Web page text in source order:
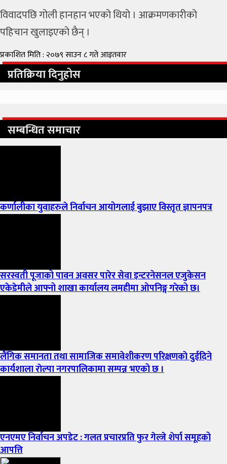
विवादपछि गोली हानहान भएको थियो । आक्रमणकारीको
पहिचान खुलाइएको छैन् ।
प्रकाशित मिति : २०७९ साउन ८ गते आइतवार
प्रतिक्रिया दिनुहोस
सम्बन्धित समाचार
कर्णालीका युवाहरुले निर्वाचन आयोगलाई बुझाए विस्तृत ज्ञापनपत्र
सरस्वती पूजाको पावन अवसर पारेर सेवा इन्टरनेसनल एजुकेसन
एकेडेमीले आफ्नो शाखा कार्यालय लमहीमा ओपनिङ्ग गरेको छ।
लैंगिक समानता तथा सामाजिक समावेशीकरण परिक्षणकाे दुईदिने
कार्यशाला राेल्पा नगरपालिकामा सम्पन्न भएको छ ।
एनएमए निर्वाचन अपडेट : गलत प्रचारप्रति फुर गेल्जे शेर्पा समूहको
आपत्ति